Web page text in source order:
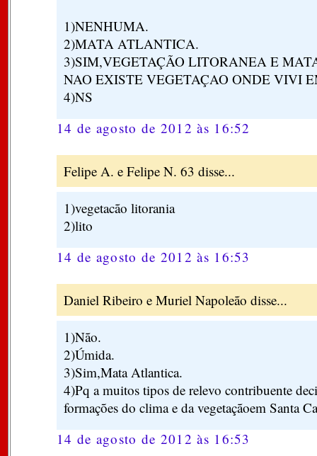
1)NENHUMA.
2)MATA ATLANTICA.
3)SIM,VEGETAÇÃO LITORANEA E
NAO EXISTE VEGETAÇAO ONDE VIVI
4)NS
14 de agosto de 2012 às 16:52
Felipe A. e Felipe N. 63 disse...
1)vegetacão litorania
2)lito
14 de agosto de 2012 às 16:53
Daniel Ribeiro e Muriel Napoleão disse...
1)Não.
2)Úmida.
3)Sim,Mata Atlantica.
4)Pq a muitos tipos de relevo contribuente
formações do clima e da vegetaçãoem Santa
14 de agosto de 2012 às 16:53